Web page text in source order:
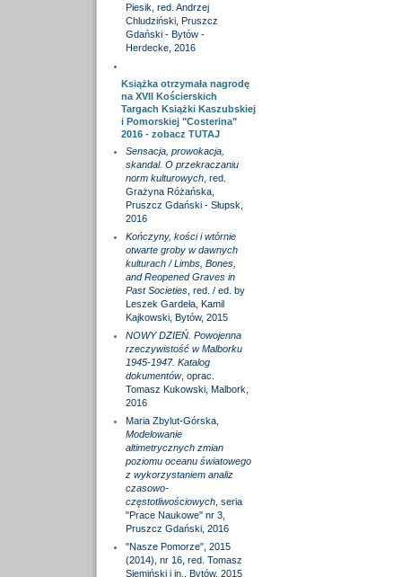
Piesik, red. Andrzej
Chludziński, Pruszcz
Gdański - Bytów -
Herdecke, 2016
Książka otrzymała nagrodę
na XVII Kościerskich
Targach Książki Kaszubskiej
i Pomorskiej "Costerina"
2016 - zobacz TUTAJ
Sensacja, prowokacja,
skandal. O przekraczaniu
norm kulturowych, red.
Grażyna Różańska,
Pruszcz Gdański - Słupsk,
2016
Kończyny, kości i wtórnie
otwarte groby w dawnych
kulturach / Limbs, Bones,
and Reopened Graves in
Past Societies, red. / ed. by
Leszek Gardeła, Kamil
Kajkowski, Bytów, 2015
NOWY DZIEŃ. Powojenna
rzeczywistość w Malborku
1945-1947. Katalog
dokumentów, oprac.
Tomasz Kukowski, Malbork,
2016
Maria Zbylut-Górska,
Modelowanie
altimetrycznych zmian
poziomu oceanu światowego
z wykorzystaniem analiz
czasowo-
częstotliwościowych, seria
"Prace Naukowe" nr 3,
Pruszcz Gdański, 2016
"Nasze Pomorze", 2015
(2014), nr 16, red. Tomasz
Siemiński i in., Bytów, 2015